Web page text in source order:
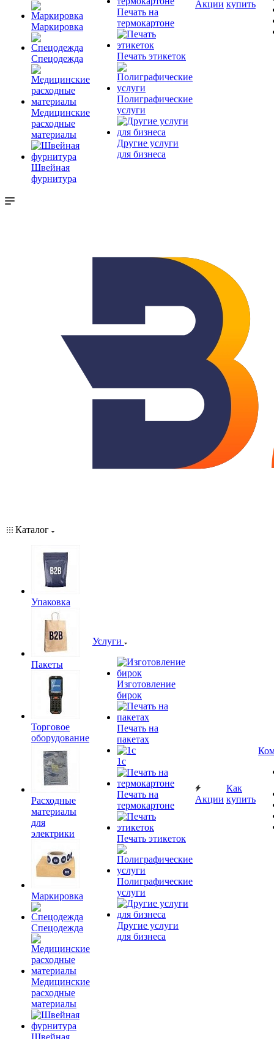
Маркировка
Спецодежда
Медицинские
расходные
материалы
Швейная
фурнитура
Печать на
термокартоне
Печать этикеток
Полиграфические
услуги
Другие услуги
для бизнеса
Акции купить
Каталог
Упаковка
Пакеты
Торговое
оборудование
Расходные
материалы
для
электрики
Маркировка
Спецодежда
Медицинские
расходные
материалы
Швейная
Услуги
Изготовление
бирок
Печать на
пакетах
1c
Печать на
термокартоне
Печать этикеток
Полиграфические
услуги
Другие услуги
для бизнеса
Акции
Как
купить